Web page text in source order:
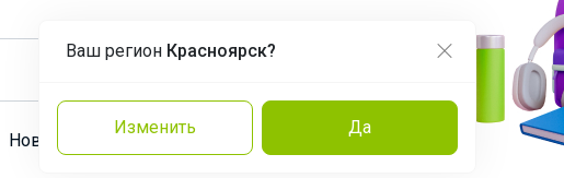
Ваш регион Красноярск?
Изменить Да
Новости Команда Эксперты